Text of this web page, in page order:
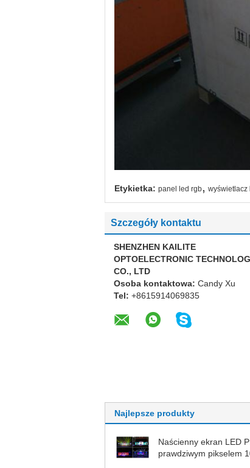
Etykietka: panel led rgb wyświetlacz
Szczegóły kontaktu
SHENZHEN KAILITE
OPTOELECTRONIC
CO., LTD
Osoba kontaktowa: Candy Xu
Tel: +8615914069835
Najlepsze produkty
Naścienny ekran LED
prawdziwym pikselem